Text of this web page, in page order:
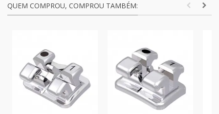
QUEM COMPROU, COMPROU TAMBÉM: